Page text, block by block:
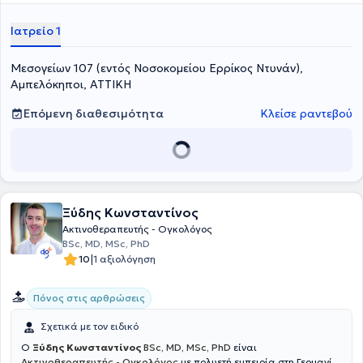
ογκολογικών κέντρων.
Ιατρείο 1
Μεσογείων 107 (εντός Νοσοκομείου Ερρίκος Ντυνάν),
Αμπελόκηποι, ΑΤΤΙΚΗ
Επόμενη διαθεσιμότητα
Κλείσε ραντεβού
Ξύδης Κωνσταντίνος
Ακτινοθεραπευτής - Ογκολόγος
BSc, MD, MSc, PhD
10|1 αξιολόγηση
Πόνος στις αρθρώσεις
Σχετικά με τον ειδικό
Ο Ξύδης Κωνσταντίνος BSc, MD, MSc, PhD είναι